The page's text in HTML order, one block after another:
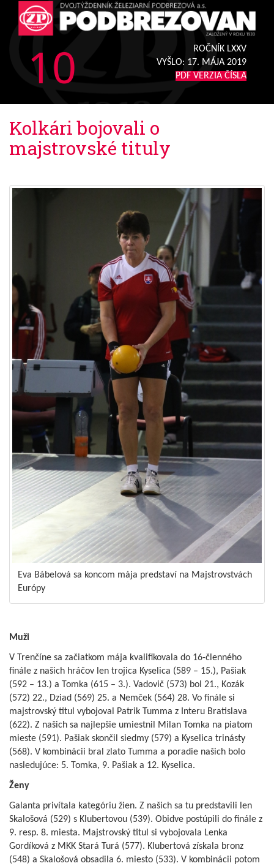
10
ROČNÍK LXXV
VYŠLO: 17. MÁJA 2019
PDF VERZIA ČÍSLA
Kolkári bojovali o
majstrovské tituly
Eva Bábelová sa koncom mája predstaví na Majstrovstvách
Európy
Muži
V Trenčíne sa začiatkom mája kvalifikovala do 16-členného
finále z našich hráčov len trojica Kyselica (589 – 15.), Pašiak
(592 – 13.) a Tomka (615 – 3.). Vadovič (573) bol 21., Kozák
(572) 22., Dziad (569) 25. a Nemček (564) 28. Vo finále si
majstrovský titul vybojoval Patrik Tumma z Interu Bratislava
(622). Z našich sa najlepšie umiestnil Milan Tomka na piatom
mieste (591). Pašiak skončil siedmy (579) a Kyselica trinásty
(568). V kombinácii bral zlato Tumma a poradie našich bolo
nasledujúce: 5. Tomka, 9. Pašiak a 12. Kyselica.
Ženy
Galanta privítala kategóriu žien. Z našich sa tu predstavili len
Skalošová (529) s Klubertovou (539). Obidve postúpili do finále z
9. resp. 8. miesta. Majstrovský titul si vybojovala Lenka
Gordíková z MKK Stará Turá (577). Klubertová získala bronz
(548) a Skalošová obsadila 6. miesto (533). V kombinácii potom